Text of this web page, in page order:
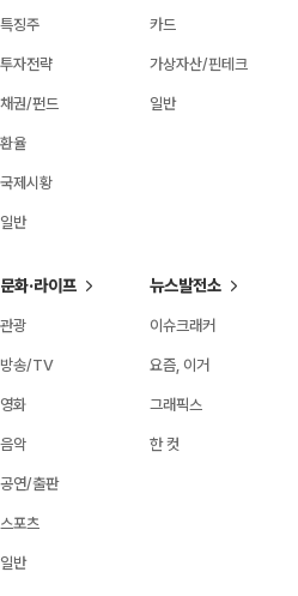
특징주
투자전략
채권/펀드
환율
국제시황
일반
카드
가상자산/핀테크
일반
문화·라이프
관광
방송/TV
영화
음악
공연/출판
스포츠
일반
뉴스발전소
이슈크래커
요즘, 이거
그래픽스
한 컷